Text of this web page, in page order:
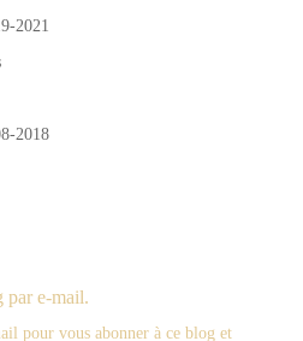
2021
2018
par e-mail.
pour vous abonner à ce blog et